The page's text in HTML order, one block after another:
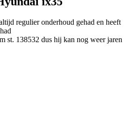
regulier onderhoud gehad en heeft
st. 138532 dus hij kan nog weer jaren